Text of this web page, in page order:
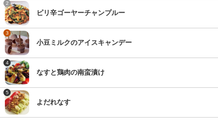
2
ピリ辛ゴーヤーチャンプルー
3
小豆ミルクのアイスキャンデー
4
なすと鶏肉の南蛮漬け
5
よだれなす